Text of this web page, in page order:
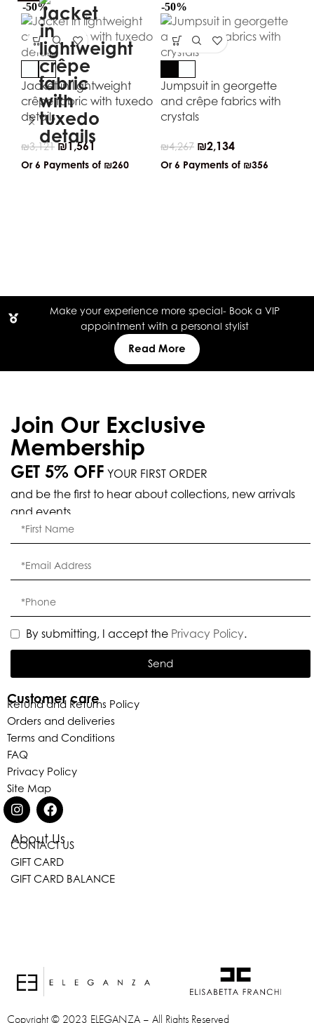
-50%
Jacket in lightweight
crêpe fabric with tuxedo
details
₪3,121 ₪1,561
Or 6 Payments of ₪260
-50%
Jumpsuit in georgette
and crêpe fabrics with
crystals
₪4,267 ₪2,134
Or 6 Payments of ₪356
Make your experience more special- Book a VIP
appointment with a personal stylist
Read More
About Us
CONTACT US
GIFT CARD
GIFT CARD BALANCE
Customer care
Refund and Returns Policy
Orders and deliveries
Terms and Conditions
FAQ
Privacy Policy
Site Map
Join Our Exclusive
Membership
GET 5% OFF YOUR FIRST ORDER
and be the first to hear about collections, new arrivals
and events.
By submitting, I accept the Privacy Policy.
Send
Copyright © 2023 ELEGANZA – All Rights Reserved
Eleganza Israel
האם נוכל לעזור לך?